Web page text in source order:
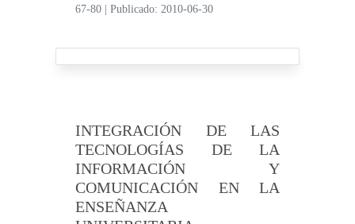
67-80 |Publicado: 2010-06-30
INTEGRACIÓN DE LAS
TECNOLOGÍAS DE LA
INFORMACIÓN Y
COMUNICACIÓN EN LA
ENSEÑANZA